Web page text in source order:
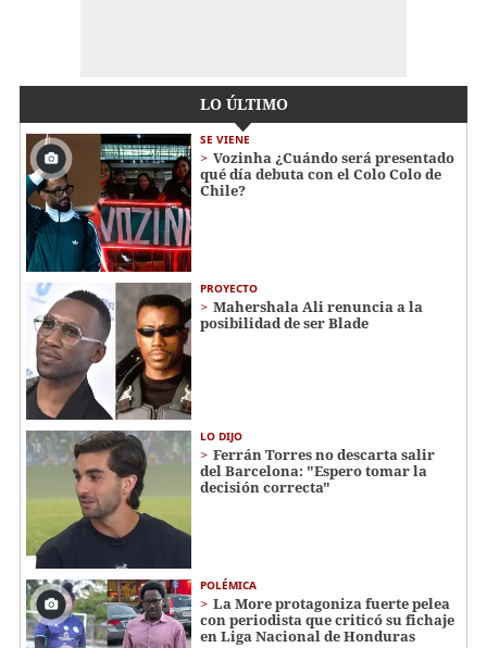
LO ÚLTIMO
SE VIENE
Vozinha ¿Cuándo será presentado
qué día debuta con el Colo Colo de
Chile?
PROYECTO
Mahershala Ali renuncia a la
posibilidad de ser Blade
LO DIJO
Ferrán Torres no descarta salir
del Barcelona: "Espero tomar la
decisión correcta"
POLÉMICA
La More protagoniza fuerte pelea
con periodista que criticó su fichaje
en Liga Nacional de Honduras